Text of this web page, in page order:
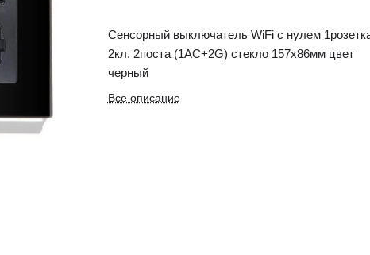
Сенсорный выключатель WiFi с нулем
2кл. 2поста (1AС+2G) стекло 157х86мм цвет
черный
Все описание